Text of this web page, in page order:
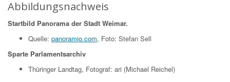
Abbildungsnachweis
Startbild Panorama der Stadt Weimar.
Quelle: panoramio.com, Foto: Stefan Sell
Sparte Parlamentsarchiv
Thüringer Landtag, Fotograf: ari (Michael Reichel)